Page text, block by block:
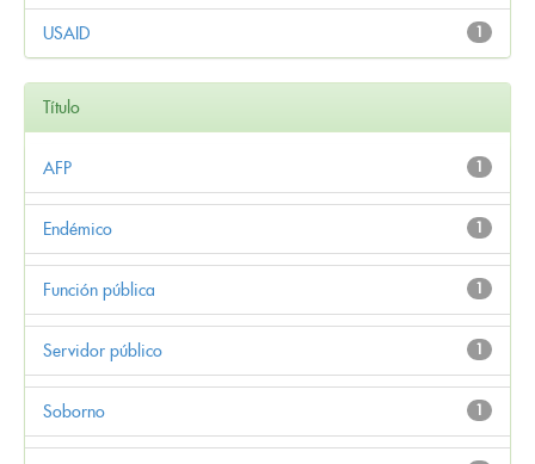
1
USAID
Título
1
AFP
1
Endémico
1
Función pública
1
Servidor público
1
Soborno